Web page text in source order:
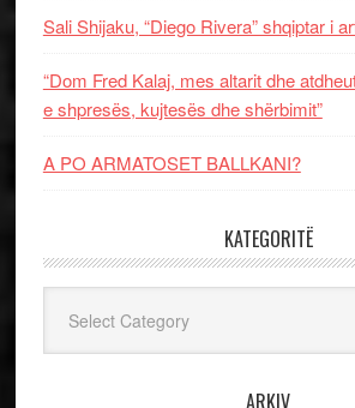
Sali Shijaku, “Diego Rivera” shqiptar i
“Dom Fred Kalaj, mes altarit dhe
e shpresës, kujtesës dhe shërbimit”
A PO ARMATOSET BALLKANI?
KATEGORITË
ARKIV